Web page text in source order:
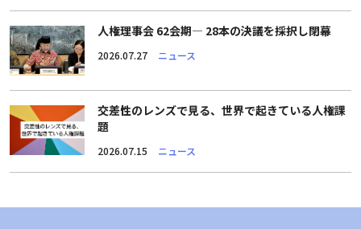
人権理事会 62会期― 28本の決議を採択し閉幕
2026.07.27 ニュース
交差性のレンズで見る、世界で起きている人権課
題
2026.07.15 ニュース